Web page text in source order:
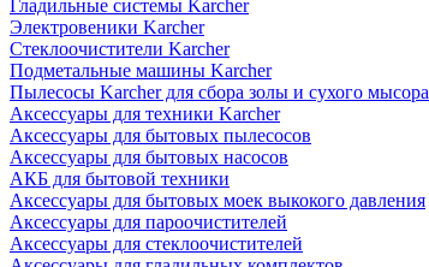
Гладильные системы Karcher
Электровеники Karcher
Стеклоочистители Karcher
Подметальные машины Karcher
Пылесосы Karcher для сбора золы и сухого мысора
Аксессуары для техники Karcher
Аксессуары для бытовых пылесосов
Аксессуары для бытовых насосов
АКБ для бытовой техники
Аксессуары для бытовых моек выкокого давления
Аксессуары для пароочистителей
Аксессуары для стеклоочистителей